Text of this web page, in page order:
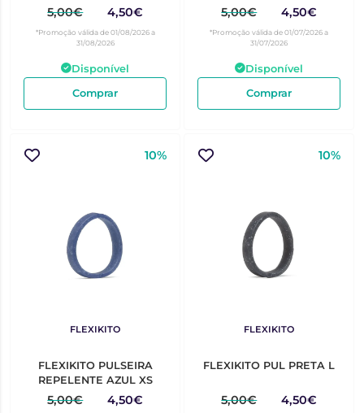
5,00€ 4,50€
*Promoção válida de 01/08/2026 a
31/08/2026
Disponível
Comprar
5,00€ 4,50€
*Promoção válida de 01/07/2026 a
31/07/2026
Disponível
Comprar
10%
FLEXIKITO
FLEXIKITO PULSEIRA
REPELENTE AZUL XS
5,00€ 4,50€
10%
FLEXIKITO
FLEXIKITO PUL PRETA L
5,00€ 4,50€